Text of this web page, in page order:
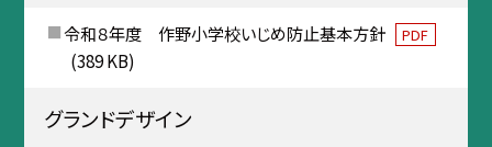
令和８年度 作野小学校いじめ防止基本方針 PDF
(389 KB)
グランドデザイン